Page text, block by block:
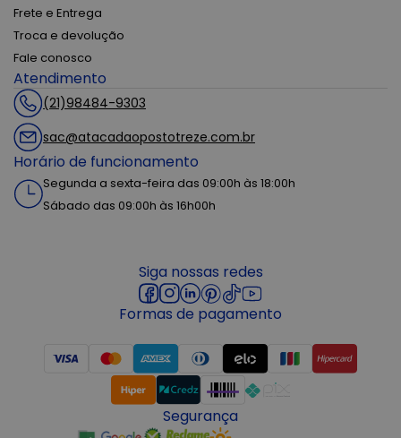
Frete e Entrega
Troca e devolução
Fale conosco
Atendimento
(21)98484-9303
sac@atacadaopostotreze.com.br
Horário de funcionamento
Segunda a sexta-feira das 09:00h às 18:00h
Sábado das 09:00h às 16h00h
Siga nossas redes
Formas de pagamento
Segurança